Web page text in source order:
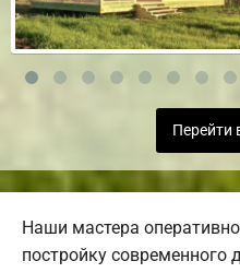
Перейти
Наши мастера
постройку